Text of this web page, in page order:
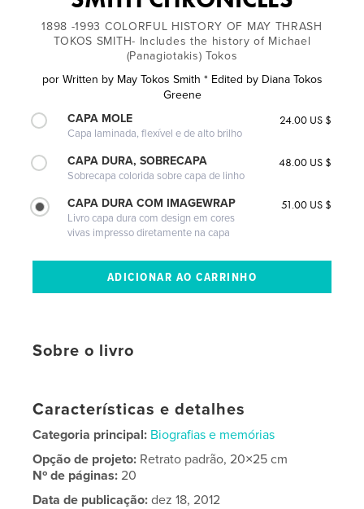
1898 -1993 COLORFUL HISTORY OF MAY THRASH
TOKOS SMITH- Includes the history of Michael
(Panagiotakis) Tokos
por Written by May Tokos Smith * Edited by Diana Tokos
Greene
CAPA MOLE
Capa laminada, flexível e de alto brilho
24.00 US $
CAPA DURA, SOBRECAPA
Sobrecapa colorida sobre capa de linho
48.00 US $
CAPA DURA COM IMAGEWRAP
Livro capa dura com design em cores
vivas impresso diretamente na capa
51.00 US $
Sobre o livro
Características e detalhes
Categoria principal: Biografias e memórias
Opção de projeto: Retrato padrão, 20×25 cm
Nº de páginas:20
Data de publicação: dez 18, 2012